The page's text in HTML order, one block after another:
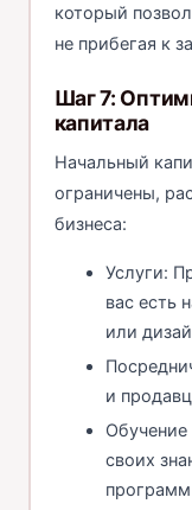
который
не прибегая к
Шаг 7:
капитала
Начальный
ограничены,
бизнеса:
Услуги:
вас есть
или
и
Обучение
своих
программ